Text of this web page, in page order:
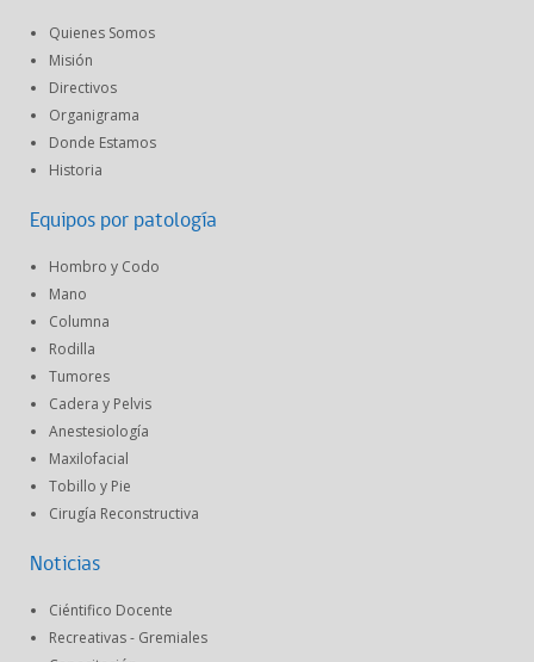
Quienes Somos
Misión
Directivos
Organigrama
Donde Estamos
Historia
Equipos por patología
Hombro y Codo
Mano
Columna
Rodilla
Tumores
Cadera y Pelvis
Anestesiología
Maxilofacial
Tobillo y Pie
Cirugía Reconstructiva
Noticias
Ciéntifico Docente
Recreativas - Gremiales